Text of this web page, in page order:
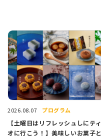
2026.08.07 プログラム
【土曜日はリフレッシュしにティ
オに行こう！】美味しいお菓子と